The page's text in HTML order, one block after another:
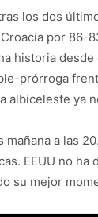
los dos
por 86-
historia
prórroga
albiceleste ya
a las
EEUU no ha
su mejor